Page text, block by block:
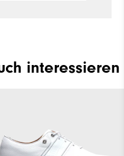
interessieren